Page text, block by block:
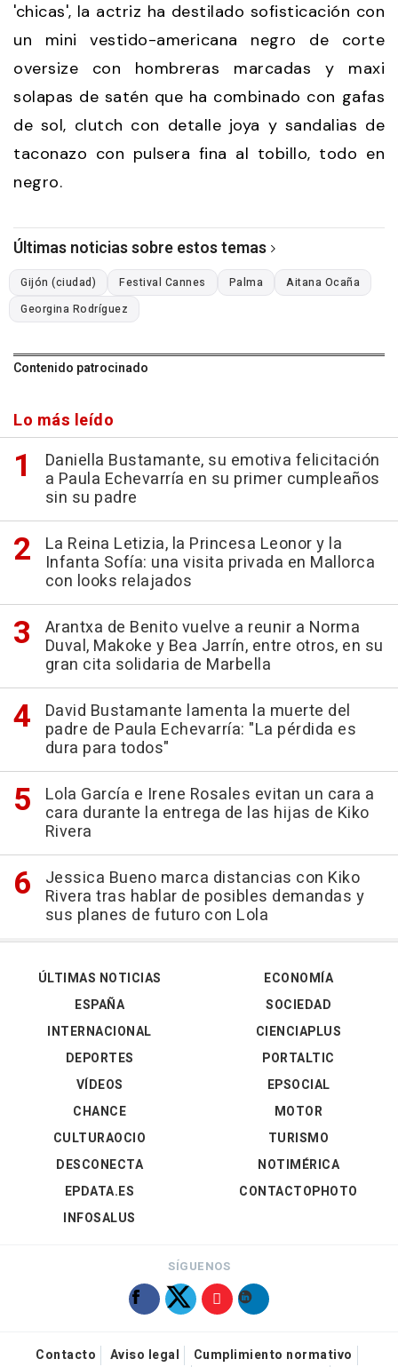
'chicas', la actriz ha destilado sofisticación con
un mini vestido-americana negro de corte
oversize con hombreras marcadas y maxi
solapas de satén que ha combinado con gafas
de sol, clutch con detalle joya y sandalias de
taconazo con pulsera fina al tobillo, todo en
negro.
Últimas noticias sobre estos temas
Gijón (ciudad) Festival Cannes Palma
Aitana Ocaña
Georgina Rodríguez
Contenido patrocinado
Lo más leído
Daniella Bustamante, su emotiva felicitación
a Paula Echevarría en su primer cumpleaños
sin su padre
La Reina Letizia, la Princesa Leonor y la
Infanta Sofía: una visita privada en Mallorca
con looks relajados
Arantxa de Benito vuelve a reunir a Norma
Duval, Makoke y Bea Jarrín, entre otros, en su
gran cita solidaria de Marbella
David Bustamante lamenta la muerte del
padre de Paula Echevarría: "La pérdida es
dura para todos"
Lola García e Irene Rosales evitan un cara a
cara durante la entrega de las hijas de Kiko
Rivera
Jessica Bueno marca distancias con Kiko
Rivera tras hablar de posibles demandas y
sus planes de futuro con Lola
ÚLTIMAS NOTICIAS
ESPAÑA
INTERNACIONAL
DEPORTES
VÍDEOS
ECONOMÍA
SOCIEDAD
CIENCIAPLUS
PORTALTIC
EPSOCIAL
CHANCE
CULTURAOCIO
DESCONECTA
EPDATA.ES
INFOSALUS
MOTOR
TURISMO
NOTIMÉRICA
CONTACTOPHOTO
SÍGUENOS
Contacto Aviso legal
Cumplimiento normativo